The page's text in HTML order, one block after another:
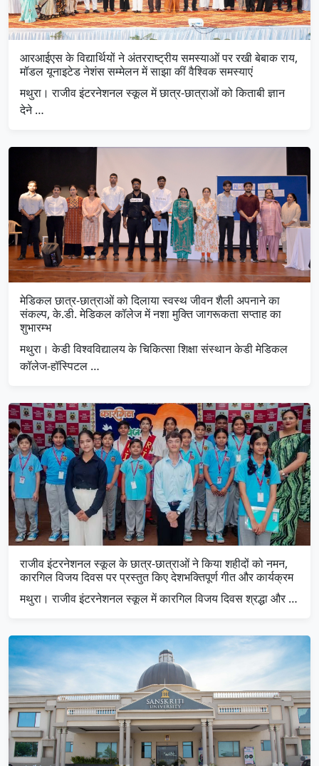
आरआईएस के विद्यार्थियों ने अंतरराष्ट्रीय समस्याओं पर रखी बेबाक राय,
मॉडल यूनाइटेड नेशंस सम्मेलन में साझा कीं वैश्विक समस्याएं
मथुरा। राजीव इंटरनेशनल स्कूल में छात्र-छात्राओं को किताबी ज्ञान
देने …
मेडिकल छात्र-छात्राओं को दिलाया स्वस्थ जीवन शैली अपनाने का
संकल्प, के.डी. मेडिकल कॉलेज में नशा मुक्ति जागरूकता सप्ताह का
शुभारम्भ
मथुरा। केडी विश्वविद्यालय के चिकित्सा शिक्षा संस्थान केडी मेडिकल
कॉलेज-हॉस्पिटल …
राजीव इंटरनेशनल स्कूल के छात्र-छात्राओं ने किया शहीदों को नमन,
कारगिल विजय दिवस पर प्रस्तुत किए देशभक्तिपूर्ण गीत और कार्यक्रम
मथुरा। राजीव इंटरनेशनल स्कूल में कारगिल विजय दिवस श्रद्धा और …